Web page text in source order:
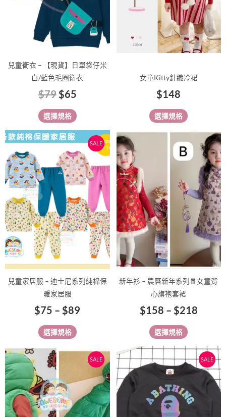
兒童衛衣 – 【現貨】日單袋仔米
白/藍色毛圈衛衣
$79$65
選擇規格
式。
可
產
頁
面
選
擇
選
項
女童Kitty針織冷裙
$148
選擇規格
式。
可
在
產
面
選
擇
選
項
SALE
兒童家居服 – 迪士尼系列純棉保
暖家居服
$75 – $89
價
格
範
圍：
$75
到
$89
選擇規格
此
品
有
款
式。
可
在
產
頁
面
選
擇
選
項
新年衫 – 農曆新年系列🧧女童背
心旗袍套裙
$158 – $218
價
格
範
圍：
$158
到
$218
選擇規格
產
品
產
頁
面
選
擇
選
項
SALE
原
價
格：
$158。
目
前
價
格：
$118。
此
品
有
多
種
SALE
原
始
價
格：
$99。
目
前
價
格：
$89。
此
產
品
有
多
種